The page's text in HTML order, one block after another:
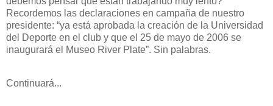
Recordemos las declaraciones en campaña de nuestro
presidente: “ya está aprobada la creación de la Universidad
del Deporte en el club y que el 25 de mayo de 2006 se
inaugurará el Museo River Plate”. Sin palabras.
Continuará...